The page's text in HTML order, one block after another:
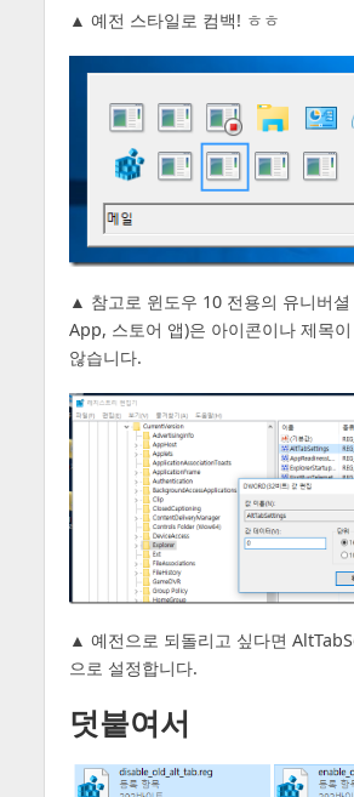
▲ 예전 스타일로 컴백! ㅎㅎ
▲ 참고로 윈도우 10 전용의 유니버
App, 스토어 앱)은 아이콘이나 제목
않습니다.
▲ 예전으로 되돌리고 싶다면
으로 설정합니다.
덧붙여서